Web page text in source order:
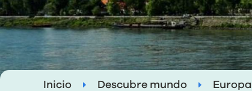
Inicio Descubre mundo Europa